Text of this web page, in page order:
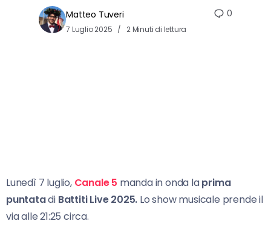
Matteo Tuveri
7 Luglio 2025 2 Minuti di lettura
0
Lunedì 7 luglio, Canale 5 manda in onda laprima
puntatadi Battiti Live 2025. Lo show musicale prende il
via alle 21:25 circa.